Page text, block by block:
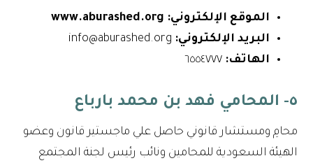
الموقع الإلكتروني: www.aburashed.org
البريد الإلكتروني:
الهاتف: ٦٥٥٤٧٧٧
٥- المحامي فهد بن محمد بارباع
محامِ ومستشار قانوني حاصل علي ماجستير قانون وعضو
الهيئة السعودية للمحامين ونائب رئيس لجنة المجتمع